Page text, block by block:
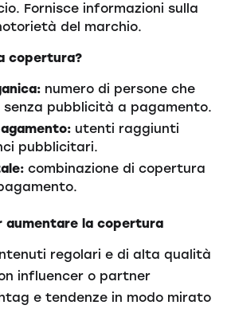
Fornisce informazioni sulla
del marchio.
copertura?
numero di persone che
senza pubblicità a pagamento.
utenti raggiunti
pubblicitari.
combinazione di copertura
aumentare la copertura
regolari e di alta qualità
influencer o partner
e tendenze in modo mirato